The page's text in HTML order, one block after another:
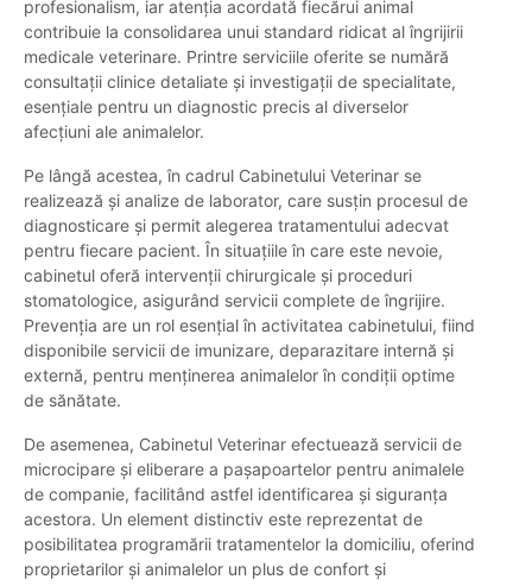
profesionalism, iar atenția acordată fiecărui animal
contribuie la consolidarea unui standard ridicat al îngrijirii
medicale veterinare. Printre serviciile oferite se numără
consultații clinice detaliate și investigații de specialitate,
esențiale pentru un diagnostic precis al diverselor
afecțiuni ale animalelor.
Pe lângă acestea, în cadrul Cabinetului Veterinar se
realizează și analize de laborator, care susțin procesul de
diagnosticare și permit alegerea tratamentului adecvat
pentru fiecare pacient. În situațiile în care este nevoie,
cabinetul oferă intervenții chirurgicale și proceduri
stomatologice, asigurând servicii complete de îngrijire.
Prevenția are un rol esențial în activitatea cabinetului, fiind
disponibile servicii de imunizare, deparazitare internă și
externă, pentru menținerea animalelor în condiții optime
de sănătate.
De asemenea, Cabinetul Veterinar efectuează servicii de
microcipare și eliberare a pașapoartelor pentru animalele
de companie, facilitând astfel identificarea și siguranța
acestora. Un element distinctiv este reprezentat de
posibilitatea programării tratamentelor la domiciliu, oferind
proprietarilor și animalelor un plus de confort și